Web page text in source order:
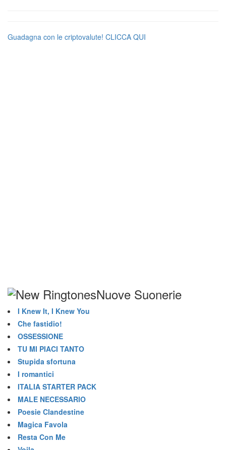
Guadagna con le criptovalute! CLICCA QUI
Nuove Suonerie
I Knew It, I Knew You
Che fastidio!
OSSESSIONE
TU MI PIACI TANTO
Stupida sfortuna
I romantici
ITALIA STARTER PACK
MALE NECESSARIO
Poesie Clandestine
Magica Favola
Resta Con Me